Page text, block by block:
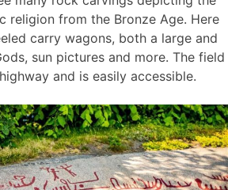
religion from the Bronze Age. Here
carry wagons, both a large and
sun pictures and more. The field
and is easily accessible.